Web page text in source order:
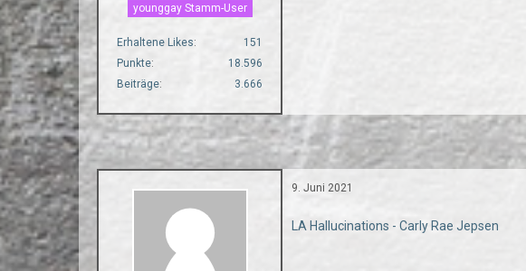
younggay Stamm-User
Erhaltene Likes
151
Punkte
18.596
Beiträge
3.666
9. Juni 2021
LA Hallucinations - Carly Rae Jepsen